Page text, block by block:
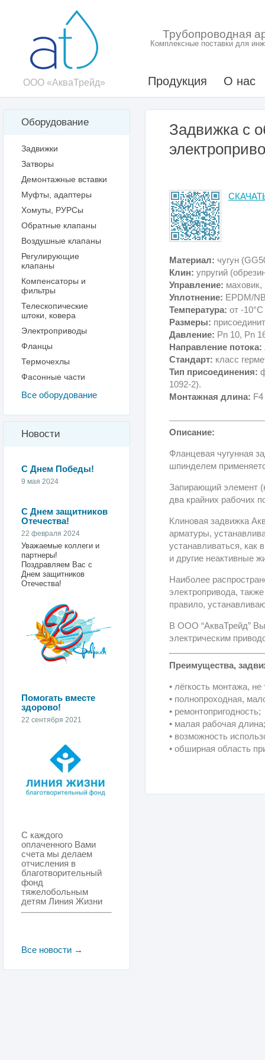
ООО «АкваТрейд»
Трубопроводная
Комплексные поставки для
Продукция О нас
Оборудование
Задвижки
Затворы
Демонтажные вставки
Муфты, адаптеры
Хомуты, РУРСы
Обратные клапаны
Воздушные клапаны
Регулирующие
клапаны
Компенсаторы и
фильтры
Телескопические
штоки, ковера
Электроприводы
Фланцы
Термочехлы
Фасонные части
Все оборудование
Новости
С Днем Победы!
9 мая 2024
С Днем защитников
Отечества!
22 февраля 2024
Уважаемые коллеги и
партнеры!
Поздравляем Вас с
Днем защитников
Отечества!
Помогать вместе
здорово!
22 сентября 2021
С каждого
оплаченного Вами
счета мы делаем
отчисления в
благотворительный
фонд
тяжелобольным
детям Линия Жизни
Все новости →
Задвижка с
Материал: чугун
Клин: упругий
Управление: маховик,
Уплотнение: EPDM/
Температура: от -
Размеры:
Давление: Pn 10, Pn
Направление потока:
Стандарт: класс
Тип присоединения:
1092-2).
Монтажная длина:
Описание:
Фланцевая чугунная
шпинделем
Запирающий элемент
два крайних рабочих
Клиновая задвижка
арматуры,
устанавливаться, как
и другие неактивные
Наиболее
электропривода,
правило,
В ООО “АкваТрейд” Вы
электрическим
Преимущества,
• лёгкость монтажа,
• полнопроходная,
• ремонтопригодность;
• малая рабочая длина;
• возможность
• обширная область